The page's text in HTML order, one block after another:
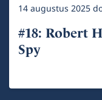
14 augustus 2025
#18: Robert
Spy